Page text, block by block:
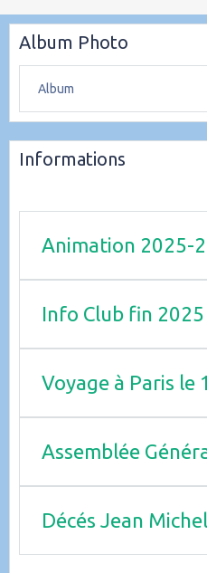
Album Photo
Album
Informations
Animation 2025-
Info Club fin 2025
Voyage à Paris le
Assemblée
Décés Jean